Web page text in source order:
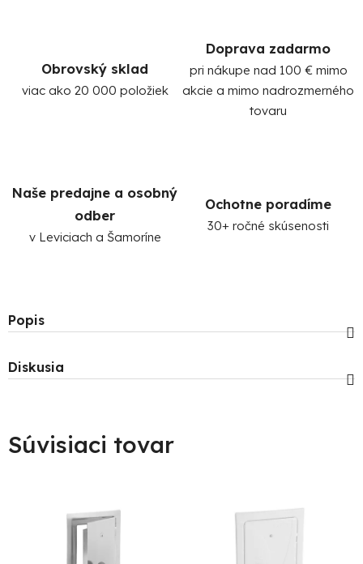
Obrovský sklad
viac ako 20 000 položiek
Doprava zadarmo
pri nákupe nad 100 € mimo
akcie a mimo nadrozmerného
tovaru
Naše predajne a osobný
odber
v Leviciach a Šamoríne
Ochotne poradíme
30+ ročné skúsenosti
Popis
Diskusia
Súvisiaci tovar